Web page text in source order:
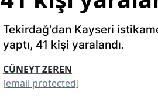
Tekirdağ'dan Kayseri
yaptı, 41 kişi yaralandı.
CÜNEYT ZEREN
[email protected]